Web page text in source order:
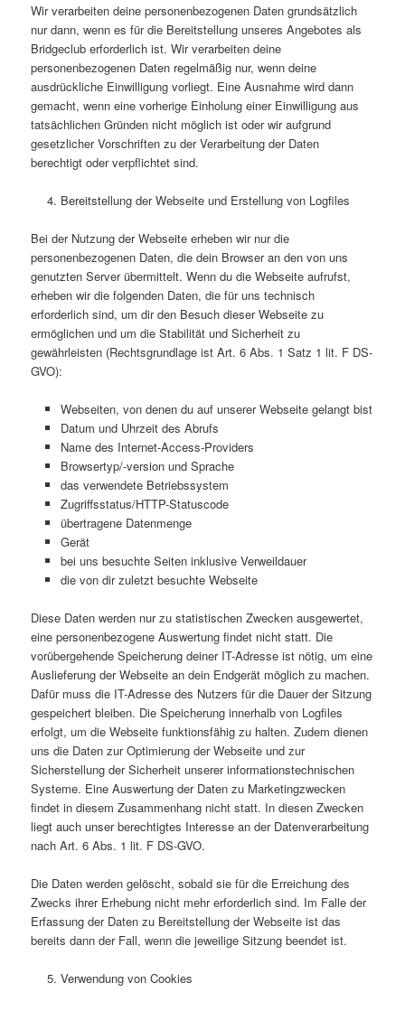
Wir verarbeiten deine personenbezogenen Daten grundsätzlich
nur dann, wenn es für die Bereitstellung unseres Angebotes als
Bridgeclub erforderlich ist. Wir verarbeiten deine
personenbezogenen Daten regelmäßig nur, wenn deine
ausdrückliche Einwilligung vorliegt. Eine Ausnahme wird dann
gemacht, wenn eine vorherige Einholung einer Einwilligung aus
tatsächlichen Gründen nicht möglich ist oder wir aufgrund
gesetzlicher Vorschriften zu der Verarbeitung der Daten
berechtigt oder verpflichtet sind.
Bereitstellung der Webseite und Erstellung von Logfiles
Bei der Nutzung der Webseite erheben wir nur die
personenbezogenen Daten, die dein Browser an den von uns
genutzten Server übermittelt. Wenn du die Webseite aufrufst,
erheben wir die folgenden Daten, die für uns technisch
erforderlich sind, um dir den Besuch dieser Webseite zu
ermöglichen und um die Stabilität und Sicherheit zu
gewährleisten (Rechtsgrundlage ist Art. 6 Abs. 1 Satz 1 lit. F DS-
GVO):
Webseiten, von denen du auf unserer Webseite gelangt bist
Datum und Uhrzeit des Abrufs
Name des Internet-Access-Providers
Browsertyp/-version und Sprache
das verwendete Betriebssystem
Zugriffsstatus/HTTP-Statuscode
übertragene Datenmenge
Gerät
bei uns besuchte Seiten inklusive Verweildauer
die von dir zuletzt besuchte Webseite
Diese Daten werden nur zu statistischen Zwecken ausgewertet,
eine personenbezogene Auswertung findet nicht statt. Die
vorübergehende Speicherung deiner IT-Adresse ist nötig, um eine
Auslieferung der Webseite an dein Endgerät möglich zu machen.
Dafür muss die IT-Adresse des Nutzers für die Dauer der Sitzung
gespeichert bleiben. Die Speicherung innerhalb von Logfiles
erfolgt, um die Webseite funktionsfähig zu halten. Zudem dienen
uns die Daten zur Optimierung der Webseite und zur
Sicherstellung der Sicherheit unserer informationstechnischen
Systeme. Eine Auswertung der Daten zu Marketingzwecken
findet in diesem Zusammenhang nicht statt. In diesen Zwecken
liegt auch unser berechtigtes Interesse an der Datenverarbeitung
nach Art. 6 Abs. 1 lit. F DS-GVO.
Die Daten werden gelöscht, sobald sie für die Erreichung des
Zwecks ihrer Erhebung nicht mehr erforderlich sind. Im Falle der
Erfassung der Daten zu Bereitstellung der Webseite ist das
bereits dann der Fall, wenn die jeweilige Sitzung beendet ist.
Verwendung von Cookies